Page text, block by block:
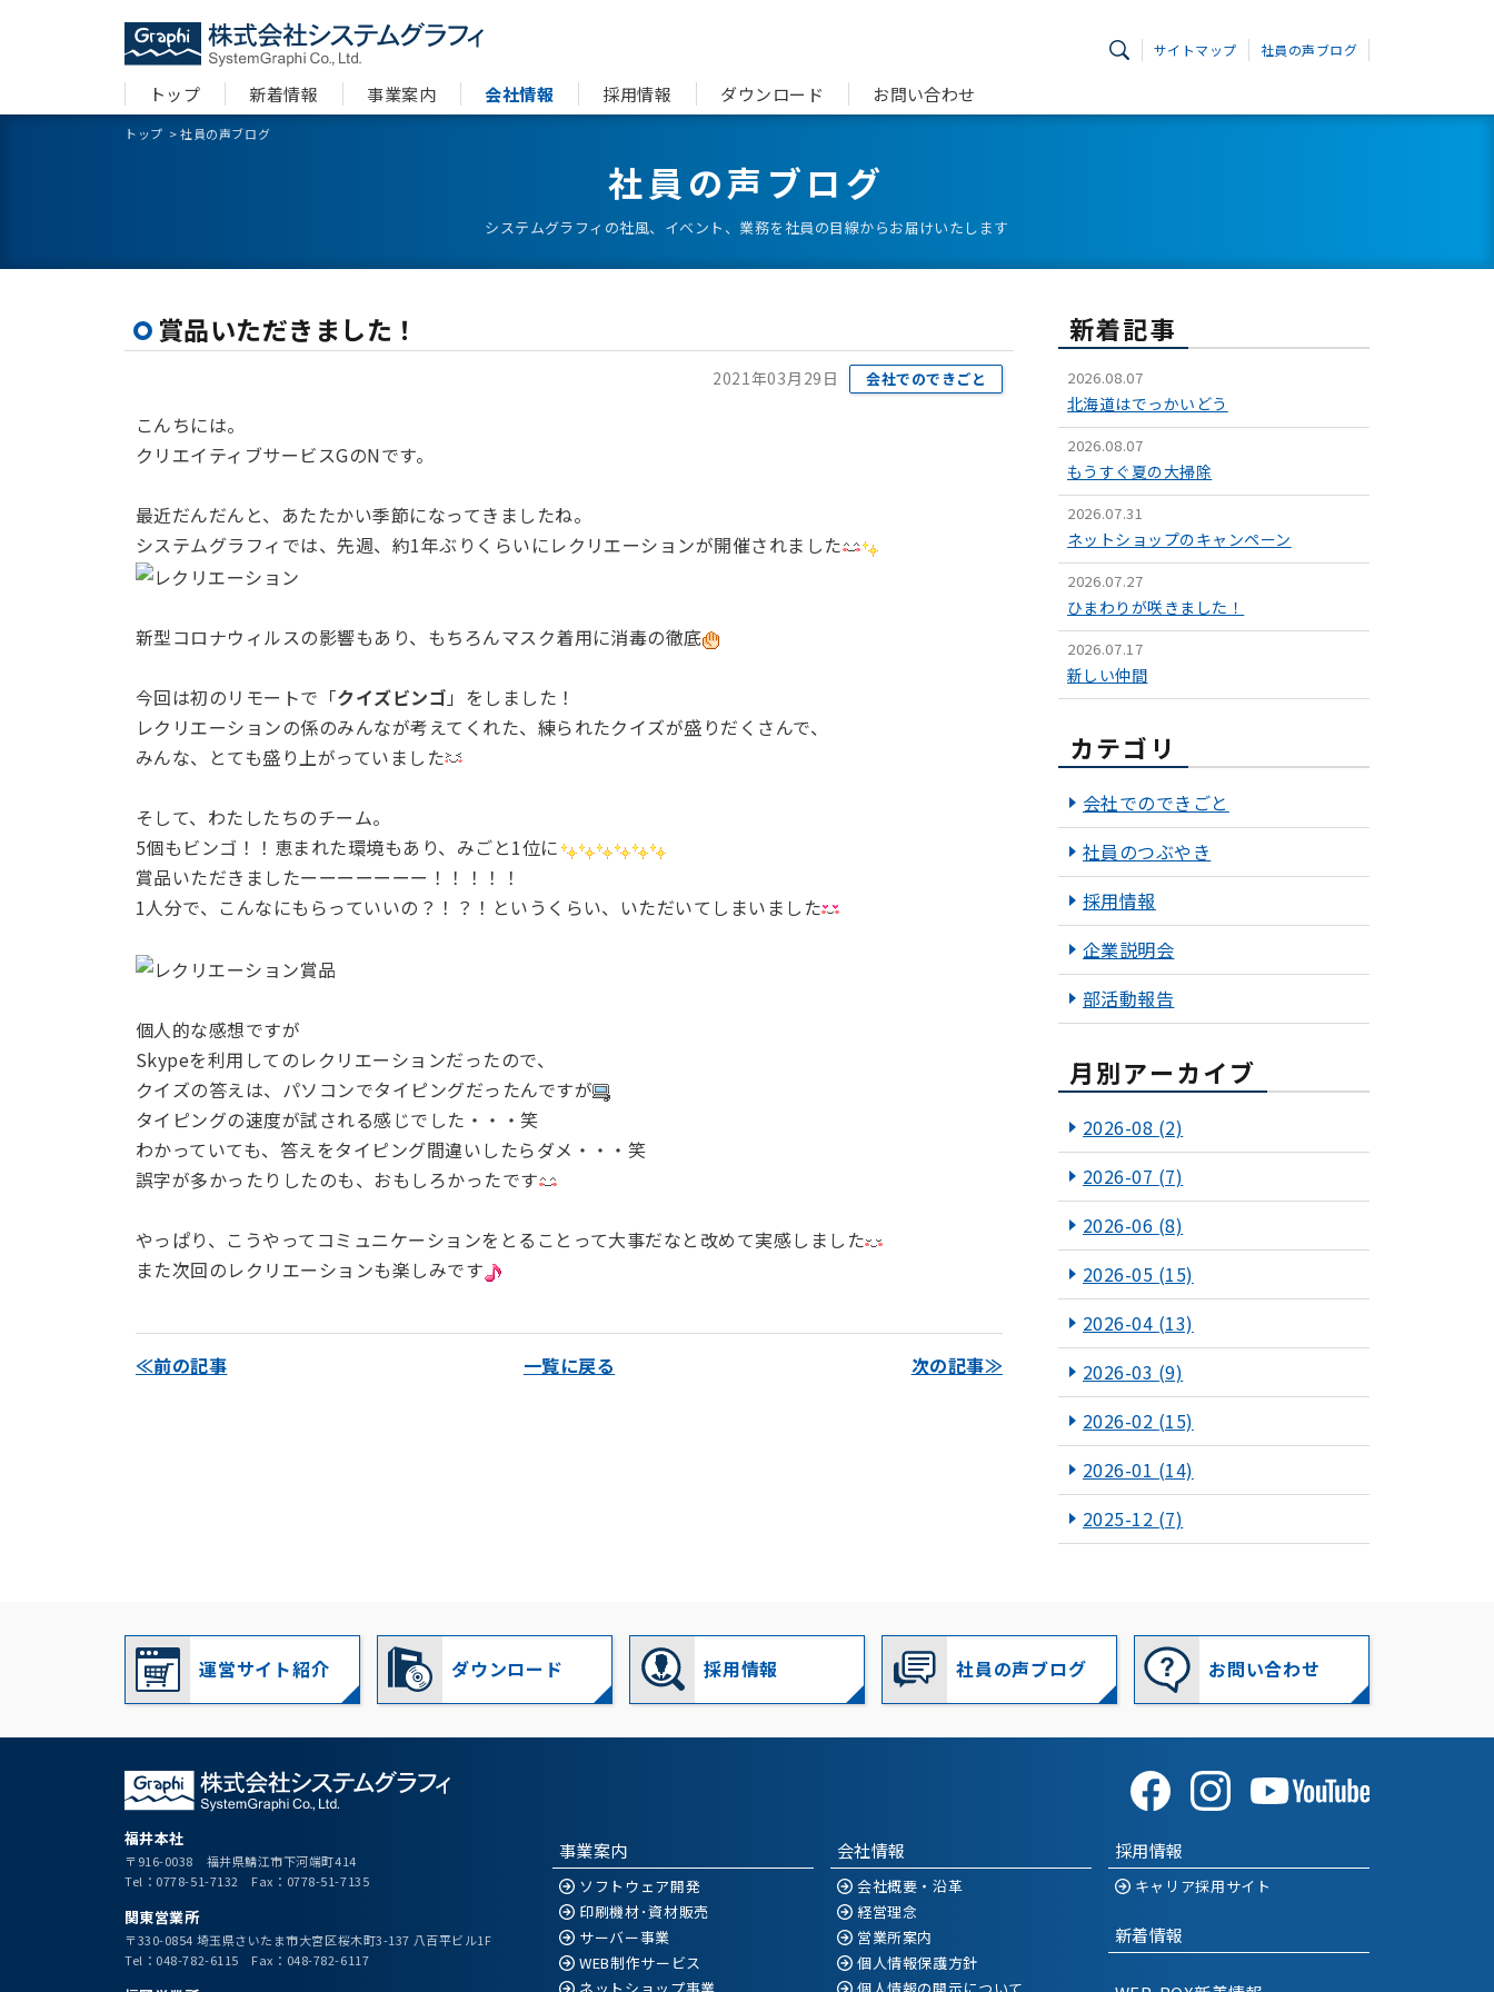
サイトマップ 社員の声ブログ
トップ 新着情報 事業案内 会社情報 採用情報 ダウンロード お問い合わせ
トップ >社員の声ブログ
社員の声ブログ
システムグラフィの社風、イベント、業務を社員の目線からお届けいたします
賞品いただきました！
2021年03月29日 会社でのできごと
こんちには。
クリエイティブサービスGのNです。
最近だんだんと、あたたかい季節になってきましたね。
システムグラフィでは、先週、約1年ぶりくらいにレクリエーションが開催されました
新型コロナウィルスの影響もあり、もちろんマスク着用に消毒の徹底
今回は初のリモートで「クイズビンゴ 」をしました！
レクリエーションの係のみんなが考えてくれた、練られたクイズが盛りだくさんで、
みんな、とても盛り上がっていました
そして、わたしたちのチーム。
5個もビンゴ！！恵まれた環境もあり、みごと1位に
賞品いただきましたーーーーーーー！！！！！
1人分で、こんなにもらっていいの？！？！というくらい、いただいてしまいました
個人的な感想ですが
Skypeを利用してのレクリエーションだったので、
クイズの答えは、パソコンでタイピングだったんですが
タイピングの速度が試される感じでした・・・笑
わかっていても、答えをタイピング間違いしたらダメ・・・笑
誤字が多かったりしたのも、おもしろかったです
やっぱり、こうやってコミュニケーションをとることって大事だなと改めて実感しました
また次回のレクリエーションも楽しみです
≪前の記事 一覧に戻る 次の記事≫
新着記事
2026.08.07
北海道はでっかいどう
2026.08.07
もうすぐ夏の大掃除
2026.07.31
ネットショップのキャンペーン
2026.07.27
ひまわりが咲きました！
2026.07.17
新しい仲間
カテゴリ
会社でのできごと
社員のつぶやき
採用情報
企業説明会
部活動報告
月別アーカイブ
2026-08 (2)
2026-07 (7)
2026-06 (8)
2026-05 (15)
2026-04 (13)
2026-03 (9)
2026-02 (15)
2026-01 (14)
2025-12 (7)
2025-09 (8)
2025-08(10)
2025-06(8)
2025-05(12)
2025-03(10)
運営サイト紹介 ダウンロード 採用情報 社員の声ブログ お問い合わせ
福井本社
〒916-0038 福井県鯖江市下河端町414
Tel：0778-51-7132 Fax：0778-51-7135
関東営業所
〒330-0854 埼玉県さいたま市大宮区桜木町3-137 八百平ビル1F
Tel：048-782-6115 Fax：048-782-6117
事業案内
ソフトウェア開発
印刷機材･資材販売
サーバー事業
WEB制作サービス
会社情報
会社概要・沿革
経営理念
営業所案内
個人情報保護方針
採用情報
キャリア採用サイト
新着情報